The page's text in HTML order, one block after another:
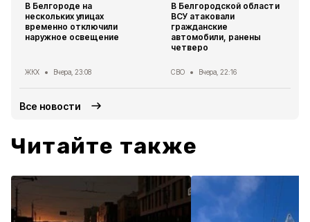
В Белгороде на
нескольких улицах
временно отключили
наружное освещение
ЖКХ Вчера, 23:08
В Белгородской области
ВСУ атаковали
гражданские
автомобили, ранены
четверо
СВО Вчера, 22:16
Все новости
Читайте также